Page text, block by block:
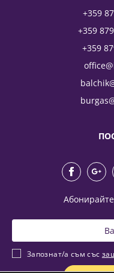
+359
+359
+359
Запознат/а съм със